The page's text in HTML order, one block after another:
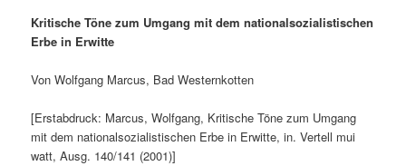
Kritische Töne zum Umgang mit dem nationalsozialistischen
Erbe in Erwitte
Von Wolfgang Marcus, Bad Westernkotten
[Erstabdruck: Marcus, Wolfgang, Kritische Töne zum Umgang
mit dem nationalsozialistischen Erbe in Erwitte, in. Vertell mui
watt, Ausg. 140/141 (2001)]